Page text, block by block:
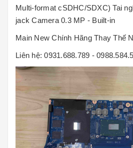
Multi-format cSDHC/SDXC) Tai
jack Camera 0.3 MP - Built-in
Main New Chính Hãng Thay Thế
Liên hệ: 0931.688.789 -